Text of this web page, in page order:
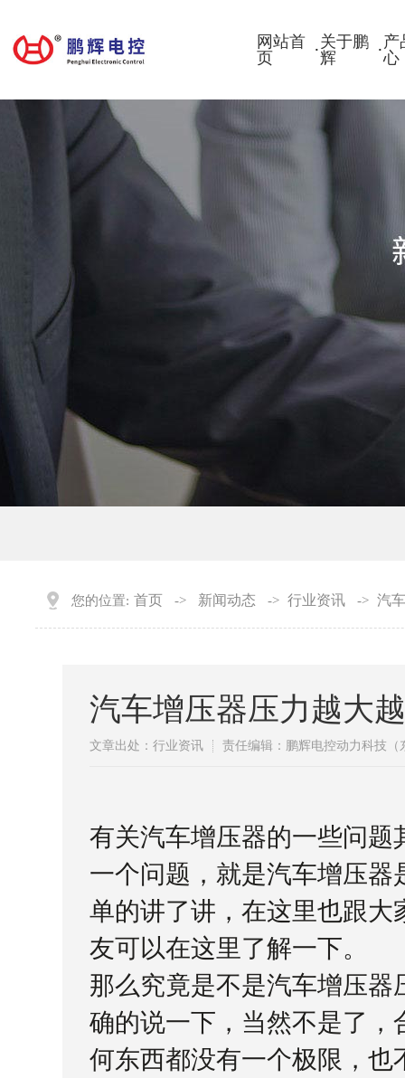
网站首
页
·关于鹏
辉
·产
心
您的位置: 首页 -> 新闻动态 -> 行业资讯 -> 汽
汽车增压器压力越大
文章出处：行业资讯 责任编辑：鹏辉电控动力科技（
有关汽车增压器的一些问
一个问题，就是汽车增压
单的讲了讲，在这里也跟
友可以在这里了解一下。
那么究竟是不是汽车增压
确的说一下，当然不是了
何东西都没有一个极限，